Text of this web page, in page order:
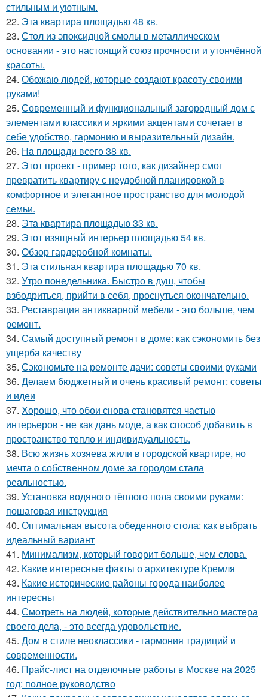
стильным и уютным.
22. Эта квартира площадью 48 кв.
23. Стол из эпоксидной смолы в металлическом
основании - это настоящий союз прочности и утончённой
красоты.
24. Обожаю людей, которые создают красоту своими
руками!
25. Современный и функциональный загородный дом с
элементами классики и яркими акцентами сочетает в
себе удобство, гармонию и выразительный дизайн.
26. На площади всего 38 кв.
27. Этот проект - пример того, как дизайнер смог
превратить квартиру с неудобной планировкой в
комфортное и элегантное пространство для молодой
семьи.
28. Эта квартира площадью 33 кв.
29. Этот изящный интерьер площадью 54 кв.
30. Обзор гардеробной комнаты.
31. Эта стильная квартира площадью 70 кв.
32. Утро понедельника. Быстро в душ, чтобы
взбодриться, прийти в себя, проснуться окончательно.
33. Реставрация антикварной мебели - это больше, чем
ремонт.
34. Самый доступный ремонт в доме: как сэкономить без
ущерба качеству
35. Сэкономьте на ремонте дачи: советы своими руками
36. Делаем бюджетный и очень красивый ремонт: советы
и идеи
37. Хорошо, что обои снова становятся частью
интерьеров - не как дань моде, а как способ добавить в
пространство тепло и индивидуальность.
38. Всю жизнь хозяева жили в городской квартире, но
мечта о собственном доме за городом стала
реальностью.
39. Установка водяного тёплого пола своими руками:
пошаговая инструкция
40. Оптимальная высота обеденного стола: как выбрать
идеальный вариант
41. Минимализм, который говорит больше, чем слова.
42. Какие интересные факты о архитектуре Кремля
43. Какие исторические районы города наиболее
интересны
44. Смотреть на людей, которые действительно мастера
своего дела, - это всегда удовольствие.
45. Дом в стиле неоклассики - гармония традиций и
современности.
46. Прайс-лист на отделочные работы в Москве на 2025
год: полное руководство